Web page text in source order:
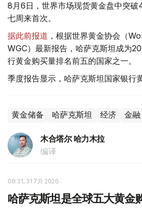
8月6日，世界市场现货黄金盘中突
七周来首次。
据此前报道 ，根据世界黄金协会（
WGC）最新报告，哈萨克斯坦成为
行黄金购买量排名前五的国家之一。
季度报告显示，哈萨克斯坦国家银行
黄金储备 哈萨克斯坦 经济 金融
木合塔尔 哈力木拉
编译
08:31, 31 7月 2026
哈萨克斯坦是全球五大黄金